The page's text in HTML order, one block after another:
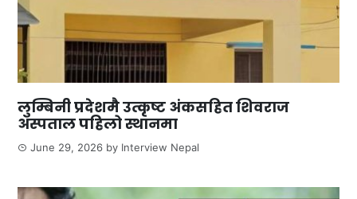
लुम्बिनी प्रदेशमै उत्कृष्ट अंकसहित शिवराज
अस्पताल पहिलो स्थानमा
June 29, 2026 by Interview Nepal